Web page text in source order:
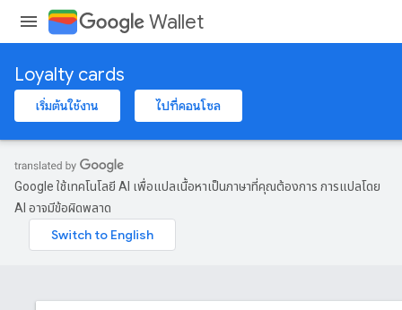
Wallet
Loyalty cards
เริ่มต้นใช้งาน ไปที่คอนโซล
Google ใช้เทคโนโลยี AI เพื่อแปลเนื้อหาเป็นภาษาที่คุณต้องการ การแปลโดย
AI อาจมีข้อผิดพลาด